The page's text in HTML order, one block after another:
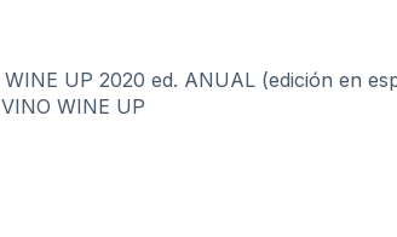
WINE UP 2020 ed. ANUAL (edición en
WINE UP